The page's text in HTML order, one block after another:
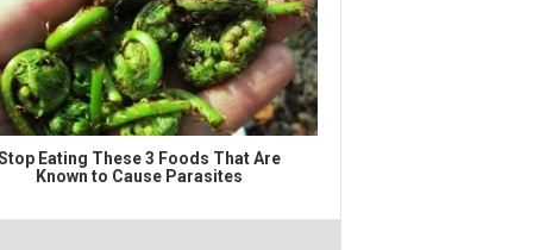
Eating These 3 Foods That Are
Known to Cause Parasites